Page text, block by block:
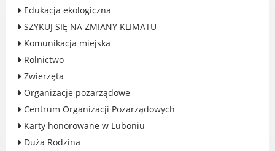
GKRPA/Centrum Wsparcia i Pomocy
Rodzinie
BEZPIECZEŃSTWO
Zdrowie
Porady prawne
Wydarzenia
WYBORY
Likwidacja barier - seniorzy i osoby z
niepełnosprawnościami
Edukacja ekologiczna
SZYKUJ SIĘ NA ZMIANY KLIMATU
Komunikacja miejska
Rolnictwo
Zwierzęta
Organizacje pozarządowe
Centrum Organizacji Pozarządowych
Karty honorowane w Luboniu
Duża Rodzina